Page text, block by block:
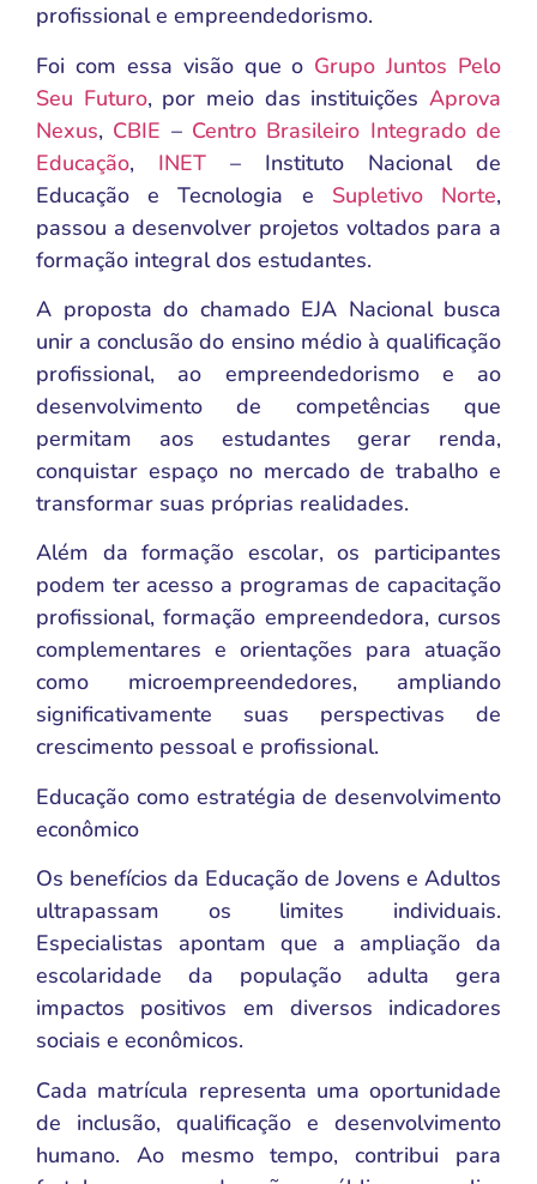
profissional e empreendedorismo.
Foi com essa visão que o Grupo Juntos Pelo
Seu Futuro, por meio das instituiçõesAprova
Nexus, CBIE – Centro Brasileiro Integrado de
Educação, INET – Instituto Nacional de
Educação e Tecnologia e Supletivo Norte,
passou a desenvolver projetos voltados para a
formação integral dos estudantes.
A proposta do chamado EJA Nacional busca
unir a conclusão do ensino médio à qualificação
profissional, ao empreendedorismo e ao
desenvolvimento de competências que
permitam aos estudantes gerar renda,
conquistar espaço no mercado de trabalho e
transformar suas próprias realidades.
Além da formação escolar, os participantes
podem ter acesso a programas de capacitação
profissional, formação empreendedora, cursos
complementares e orientações para atuação
como microempreendedores, ampliando
significativamente suas perspectivas de
crescimento pessoal e profissional.
Educação como estratégia de desenvolvimento
econômico
Os benefícios da Educação de Jovens e Adultos
ultrapassam os limites individuais.
Especialistas apontam que a ampliação da
escolaridade da população adulta gera
impactos positivos em diversos indicadores
sociais e econômicos.
Cada matrícula representa uma oportunidade
de inclusão, qualificação e desenvolvimento
humano. Ao mesmo tempo, contribui para